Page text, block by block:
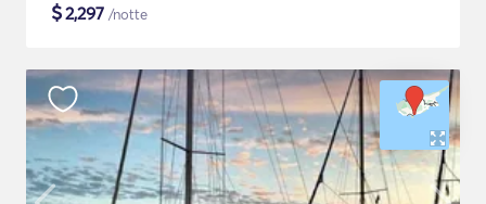
$2,297 /notte